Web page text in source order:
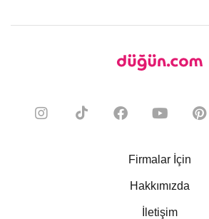
Firmalar İçin
Hakkımızda
İletişim